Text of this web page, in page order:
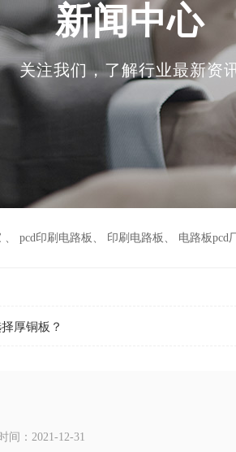
、 pcd印刷电路板 、 印刷电路板 、 电路板pcd
新闻中心
关注我们，了解行业最新资
厚铜板？
间：2021-12-31